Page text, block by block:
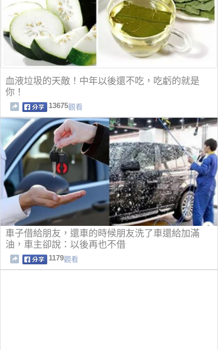
血液垃圾的天敵！中年以後還不吃，吃虧的就是
你！
13675觀看
車子借給朋友，還車的時候朋友洗了車還給加滿
油，車主卻說：以後再也不借
1179觀看